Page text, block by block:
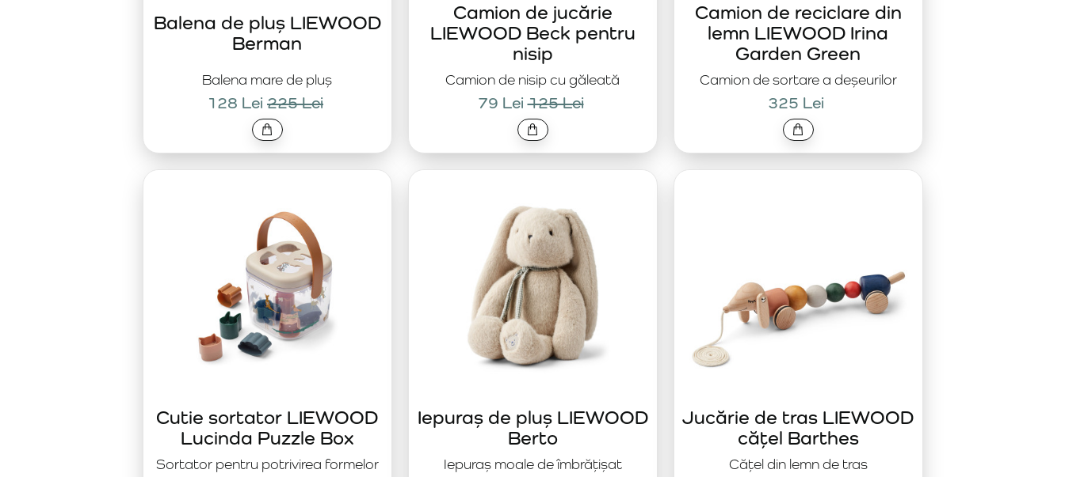
Balena mare de pluș
Balena de pluș LIEWOOD
Berman
128 Lei 225 Lei
Camion de nisip cu găleată
Camion de jucărie
LIEWOOD Beck pentru
nisip
79 Lei 125 Lei
Camion de sortare a deșeurilor
Camion de reciclare din
lemn LIEWOOD Irina
Garden Green
325 Lei
Sortator pentru potrivirea formelor
Cutie sortator LIEWOOD
Lucinda Puzzle Box
Iepuraș moale de îmbrățișat
Iepuraș de pluș LIEWOOD
Berto
Cățel din lemn de tras
Jucărie de tras LIEWOOD
cățel Barthes